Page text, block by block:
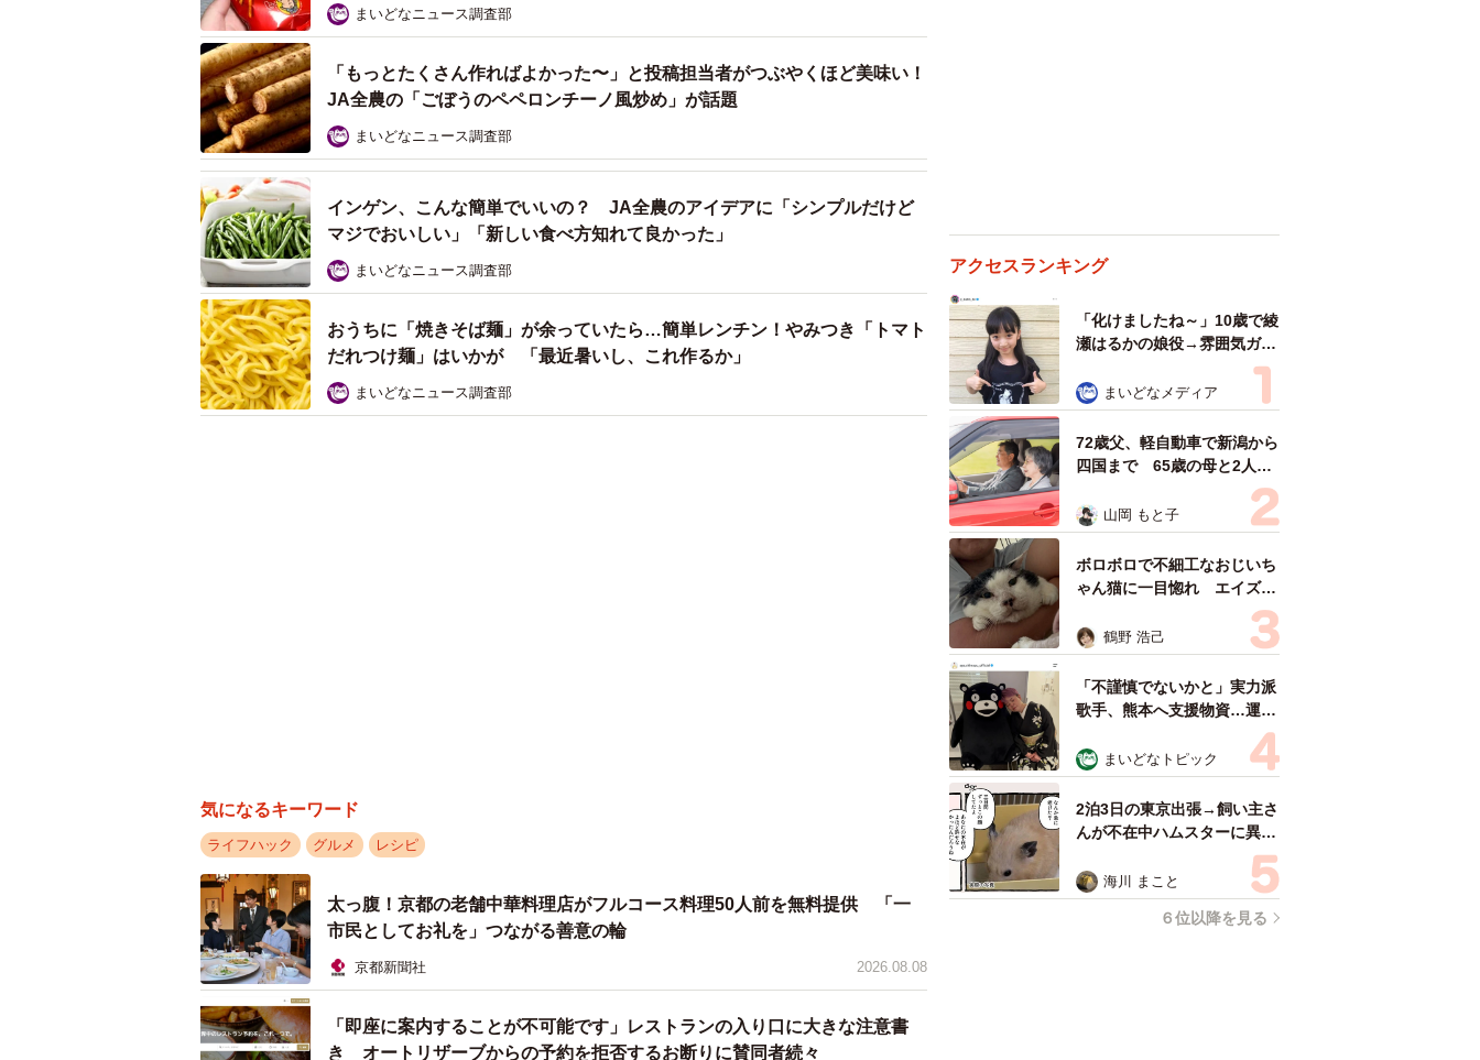
まいどなニュース調査部
「もっとたくさん作ればよかった〜」と投稿担当者がつぶやくほど美味い！
JA全農の「ごぼうのペペロンチーノ風炒め」が話題
まいどなニュース調査部
インゲン、こんな簡単でいいの？ JA全農のアイデアに「シンプルだけど
マジでおいしい」「新しい食べ方知れて良かった」
まいどなニュース調査部
おうちに「焼きそば麺」が余っていたら…簡単レンチン！やみつき「トマト
だれつけ麺」はいかが 「最近暑いし、これ作るか」
まいどなニュース調査部
気になるキーワード
ライフハック グルメ レシピ
太っ腹！京都の老舗中華料理店がフルコース料理50人前を無料提供 「一
市民としてお礼を」つながる善意の輪
京都新聞社 2026.08.08
「即座に案内することが不可能です」レストランの入り口に大きな注意書
き オートリザーブからの予約を拒否するお断りに賛同者続々
アクセスランキング
「化けましたね～」10歳で綾
瀬はるかの娘役→雰囲気ガラ
リの18歳に成長 「メイクで
雰囲気が」「宝塚に入れそ
う」
まいどなメディア
72歳父、軽自動車で新潟から
四国まで 65歳の母と2人で
3泊4日の旅 パーキングの休
憩まで分刻み… 「大学生で
も組まねえよ！」
山岡 もと子
ボロボロで不細工なおじいち
ゃん猫に一目惚れ エイズだ
し手がかかるけど…おうちで
暮らすと「おじ猫」だって可
愛くなったよ！
鶴野 浩己
「不謹慎でないかと」実力派
歌手、熊本へ支援物資…運搬
トラックの車体デザインにた
めらい 「痛いほど伝わる」
「行動され立派」
まいどなトピック
2泊3日の東京出張→飼い主さ
んが不在中ハムスターに異
変 眉間にできた深いしわ、
「急に老けた？」【漫画】
海川 まこと
６位以降を見る